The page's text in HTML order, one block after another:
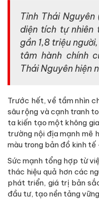
Tỉnh Thái
diện tích tự nhiên
gần 1,8 triệu
tâm hành chính
Thái Nguyên hiện
Trước hết, về tầm nhìn
sâu rộng và cạnh tranh
ta kiến tạo một không
trường nội địa mạnh mẽ
màu trong bản đồ kinh
Sức mạnh tổng hợp từ
thác hiệu quả hơn các
phát triển, giá trị bản
đầu tư, tạo nền tảng